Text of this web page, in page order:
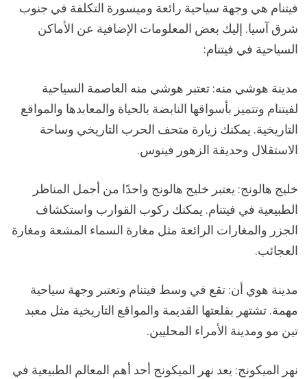
فيتنام هي وجهة سياحية رائعة وميسورة التكلفة في جنوب
شرق آسيا. إليك بعض المعلومات الإضافية عن الأماكن
السياحية في فيتنام:
مدينة هوشي منه: تعتبر هوشي منه العاصمة السياحية
لفيتنام وتتميز بأسواقها النابضة بالحياة والمعابدها والمواقع
التاريخية. يمكنك زيارة متحف الحرب التاريخي وساحة
الاستقلال وحديقة الزهور فينوس.
خليج هالونج: يعتبر خليج هالونج واحدًا من أجمل المناظر
الطبيعية في فيتنام. يمكنك ركوب القوارب واستكشاف
الجزر والمغارات الرائعة مثل مغارة السماء المشعة ومغارة
العجائب.
مدينة هوي أن: تقع في وسط فيتنام وتعتبر وجهة سياحية
مهمة. تشتهر بقلعتها القديمة والمواقع التاريخية مثل معبد
تين مو ومدينة الأمراء المحليين.
نهر الميكونج: يعد نهر الميكونج أحد أهم المعالم الطبيعية في